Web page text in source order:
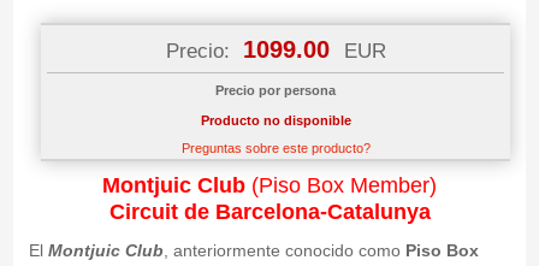
Precio: 1099.00 EUR
Precio por persona
Producto no disponible
Preguntas sobre este producto?
Montjuic Club (Piso Box Member)
Circuit de Barcelona-Catalunya
El Montjuic Club , anteriormente conocido como Piso Box